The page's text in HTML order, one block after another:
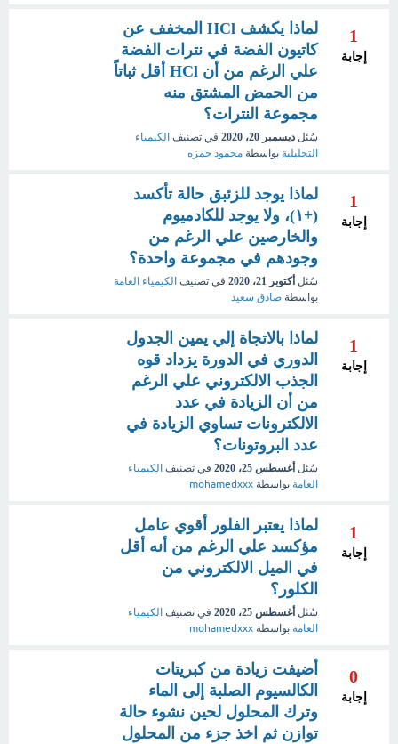
1
إجابة
لماذا يكشف HCl المخفف عن
كاتيون الفضة في نترات الفضة
علي الرغم من أن HCl أقل ثباتاً
من الحمض المشتق منه
مجموعة النترات؟
سُئل ديسمبر 20، 2020 في تصنيف الكيمياء
التحليلية بواسطة محمود حمزه
1
إجابة
لماذا يوجد للزئبق حالة تأكسد
(+١)، ولا يوجد للكادميوم
والخارصين علي الرغم من
وجودهم في مجموعة واحدة؟
سُئل أكتوبر 21، 2020 في تصنيف الكيمياء العامة
بواسطة صادق سعيد
1
إجابة
لماذا بالاتجاة إلي يمين الجدول
الدوري في الدورة يزداد قوه
الجذب الالكتروني علي الرغم
من أن الزيادة في عدد
الالكترونات تساوي الزيادة في
عدد البروتونات؟
سُئل أغسطس 25، 2020 في تصنيف الكيمياء
العامة بواسطة mohamedxxx
1
إجابة
لماذا يعتبر الفلور أقوي عامل
مؤكسد علي الرغم من أنه أقل
في الميل الالكتروني من
الكلور؟
سُئل أغسطس 25، 2020 في تصنيف الكيمياء
العامة بواسطة mohamedxxx
0
إجابة
أضيفت زيادة من كبريتات
الكالسيوم الصلبة إلى الماء
وترك المحلول لحين نشوء حالة
توازن ثم اخذ جزء من المحلول